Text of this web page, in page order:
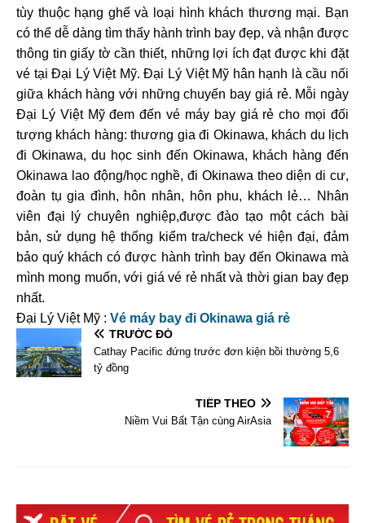
tùy thuộc hạng ghế và loại hình khách thương mại. Bạn
có thể dễ dàng tìm thấy hành trình bay đẹp, và nhận được
thông tin giấy tờ cần thiết, những lợi ích đạt được khi đặt
vé tại Đại Lý Việt Mỹ. Đại Lý Việt Mỹ hân hạnh là cầu nối
giữa khách hàng với những chuyến bay giá rẻ. Mỗi ngày
Đại Lý Việt Mỹ đem đến vé máy bay giá rẻ cho mọi đối
tượng khách hàng: thương gia đi Okinawa, khách du lịch
đi Okinawa, du học sinh đến Okinawa, khách hàng đến
Okinawa lao động/học nghề, đi Okinawa theo diện di cư,
đoàn tụ gia đình, hôn nhân, hôn phu, khách lẻ… Nhân
viên đại lý chuyên nghiệp,được đào tạo một cách bài
bản, sử dụng hệ thống kiểm tra/check vé hiện đại, đảm
bảo quý khách có được hành trình bay đến Okinawa mà
mình mong muốn, với giá vé rẻ nhất và thời gian bay đẹp
nhất.
Đại Lý Việt Mỹ : Vé máy bay đi Okinawa giá rẻ
TRƯỚC ĐÓ
Cathay Pacific đứng trước đơn kiện bồi thường 5,6
tỷ đồng
TIẾP THEO
Niềm Vui Bất Tận cùng AirAsia